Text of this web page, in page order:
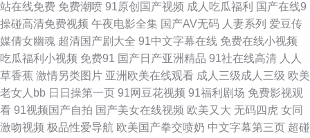
爱探花 91网亚洲蜜桃 国产人妻疯狂3p 九一视频在线 香蕉视频app污 91网站
入囗 超碰97国产在线 黄污网页在线观看 日本A网 一本道九九道 97视频在线
91 成人操碰视频 黑料老司机精品 欧美另类AV 日韩欧美亚洲成人 亚州三级
视频 91看频 狼友av电影 欧美成人午夜剧场 香蕉视频网站 欧美性爱AA AV影
站在线免费 免费潮喷 91原创国产视频 成人吃瓜福利 国产在线9
操碰高清免费视频 午夜电影全集 国产AV无码 人妻系列 爱豆传
媒倩女幽魂 超清国产剧大全 91中文字幕在线 免费在线小视频
吃瓜福利小视频 免费91 国产日产亚洲精品 91社在线高清 人人
草香蕉 激情另类图片 亚洲欧美在线观看 成人三级成人三级 欧美
老女人bb 日日操第一页 91网豆花视频 91福利剧场 免费影视观
看 91视频国产自拍 国产美女在线视频 欧美又大 无码四虎 女同
激吻视频 极品性爱导航 欧美国产拳交喷奶 中文字幕第三页 超碰